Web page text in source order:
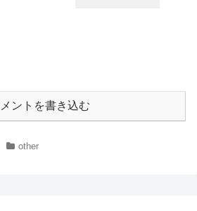
ントを書き込む
other